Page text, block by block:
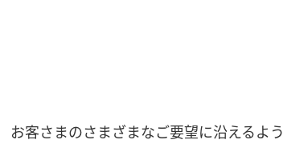
お客さまのさまざまなご要望に沿えるよ